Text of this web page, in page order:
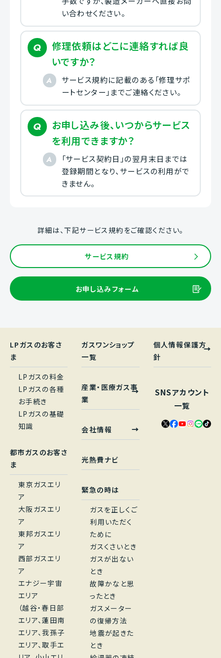
い合わせください。
修理依頼はどこに連絡すれば良
いですか？
サービス規約に記載のある「修理サポ
ートセンター」までご連絡ください。
お申し込み後、いつからサービス
を利用できますか？
「サービス契約日」の翌月末日までは
登録期間となり、サービスの利用がで
きません。
詳細は、下記サービス規約をご確認ください。
サービス規約
お申し込みフォーム
LPガスのお客さ
ま
LPガスの料金
LPガスの各種
お手続き
LPガスの基礎
知識
都市ガスのお客さ
ま
東京ガスエリ
ア
大阪ガスエリ
ア
東邦ガスエリ
ア
西部ガスエリ
ア
エナジー宇宙
エリア
（越谷・春日部
エリア、蓮田南
エリア、我孫子
エリア、取手エ
ガスワンショップ
一覧
産業・医療ガス事
業
会社情報
光熱費ナビ
緊急の時は
ガスを正しくご
利用いただく
ために
ガスくさいとき
ガスが出ない
とき
故障かなと思
ったとき
ガスメーター
の復帰方法
地震が起きた
とき
個人情報保護方
針
SNSアカウント
一覧